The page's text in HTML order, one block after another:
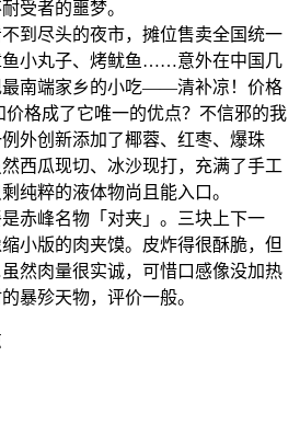
受者的噩梦。
到尽头的夜市，摊位售卖全国统一
鱼小丸子、烤鱿鱼……意外在中国几
最南端家乡的小吃——清补凉！价格
价格成了它唯一的优点？不信邪的我
外创新添加了椰蓉、红枣、爆珠
西瓜现切、冰沙现打，充满了手工
纯粹的液体物尚且能入口。
赤峰名物「对夹」。三块上下一
小版的肉夹馍。皮炸得很酥脆，但
然肉量很实诚，可惜口感像没加热
暴殄天物，评价一般。